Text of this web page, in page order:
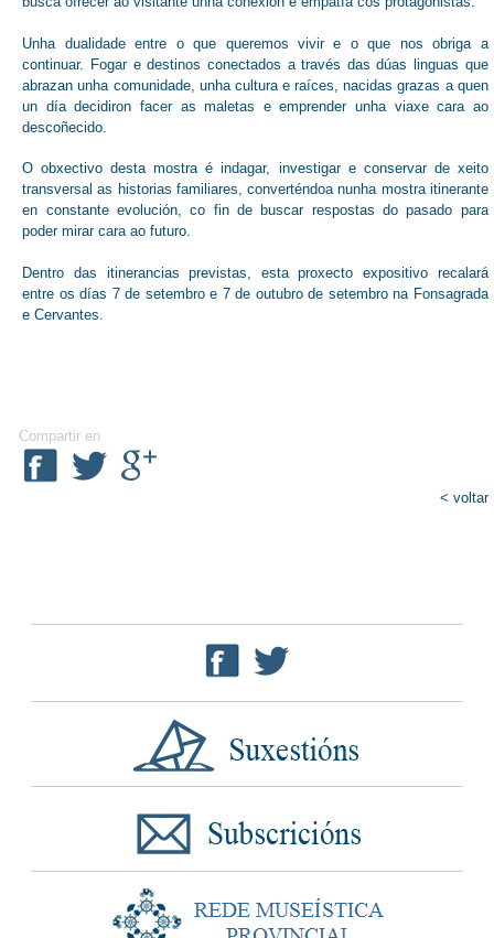
Unha dualidade entre o que queremos vivir e o que nos obriga a
continuar. Fogar e destinos conectados a través das dúas linguas que
abrazan unha comunidade, unha cultura e raíces, nacidas grazas a quen
un día decidiron facer as maletas e emprender unha viaxe cara ao
descoñecido.
O obxectivo desta mostra é indagar, investigar e conservar de xeito
transversal as historias familiares, converténdoa nunha mostra itinerante
en constante evolución, co fin de buscar respostas do pasado para
poder mirar cara ao futuro.
Dentro das itinerancias previstas, esta proxecto expositivo recalará
entre os días 7 de setembro e 7 de outubro de setembro na Fonsagrada
e Cervantes.
Compartir en
< voltar